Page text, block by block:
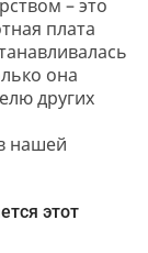
– это
плата
она
других
нашей
этот